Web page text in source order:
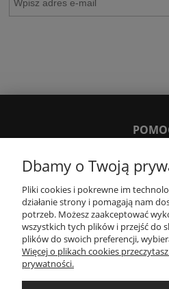
MOJE
PŁATNOŚCI I
Dbamy o Twoją
Pliki cookies i pokrewne im
działanie strony i pomagają nam
potrzeb. Możesz zaakceptować
wszystkich tych plików i przejść do
plików do swoich preferencji,
Więcej o plikach cookies
prywatności.